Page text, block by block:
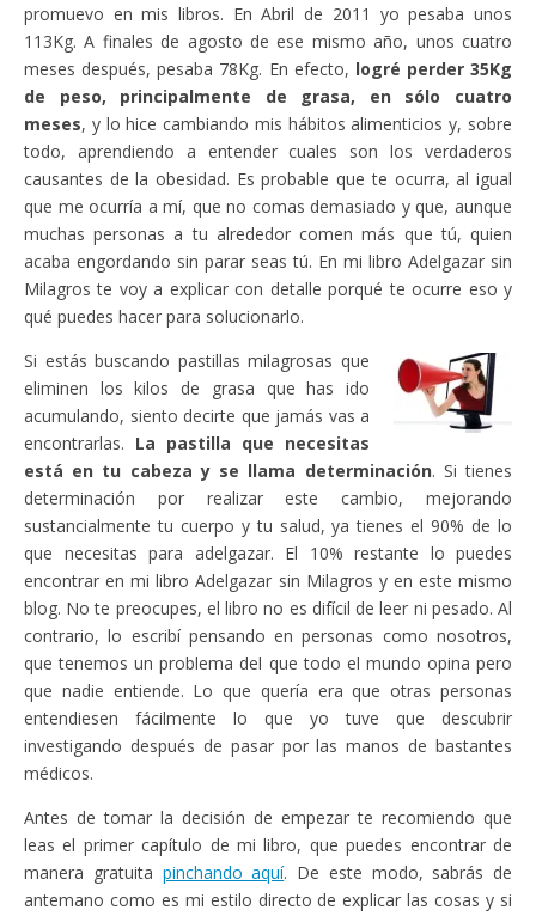
promuevo en mis libros. En Abril de 2011 yo pesaba unos
113Kg. A finales de agosto de ese mismo año, unos cuatro
meses después, pesaba 78Kg. En efecto, logré perder 35Kg
de peso, principalmente de grasa, en sólo cuatro
meses, y lo hice cambiando mis hábitos alimenticios y, sobre
todo, aprendiendo a entender cuales son los verdaderos
causantes de la obesidad. Es probable que te ocurra, al igual
que me ocurría a mí, que no comas demasiado y que, aunque
muchas personas a tu alrededor comen más que tú, quien
acaba engordando sin parar seas tú. En mi libro Adelgazar sin
Milagros te voy a explicar con detalle porqué te ocurre eso y
qué puedes hacer para solucionarlo.
Si estás buscando pastillas milagrosas que
eliminen los kilos de grasa que has ido
acumulando, siento decirte que jamás vas a
encontrarlas. La pastilla que necesitas
está en tu cabeza y se llama determinación. Si tienes
determinación por realizar este cambio, mejorando
sustancialmente tu cuerpo y tu salud, ya tienes el 90% de lo
que necesitas para adelgazar. El 10% restante lo puedes
encontrar en mi libro Adelgazar sin Milagros y en este mismo
blog. No te preocupes, el libro no es difícil de leer ni pesado. Al
contrario, lo escribí pensando en personas como nosotros,
que tenemos un problema del que todo el mundo opina pero
que nadie entiende. Lo que quería era que otras personas
entendiesen fácilmente lo que yo tuve que descubrir
investigando después de pasar por las manos de bastantes
médicos.
Antes de tomar la decisión de empezar te recomiendo que
leas el primer capítulo de mi libro, que puedes encontrar de
manera gratuita pinchando aquí. De este modo, sabrás de
antemano como es mi estilo directo de explicar las cosas y si